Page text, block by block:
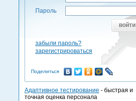
Пароль
войти
забыли пароль?
зарегистрироваться
Поделиться
Адаптивное тестирование - быстрая и
точная оценка персонала